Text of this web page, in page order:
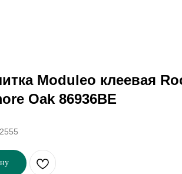
Moduleo клеевая
Oak 86936BE